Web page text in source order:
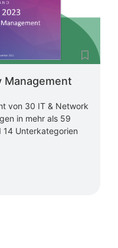
Management
von 30 IT & Network
in mehr als 59
Unterkategorien